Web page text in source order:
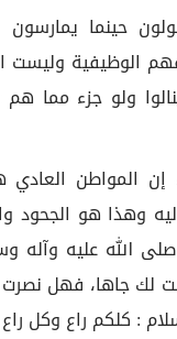
حينما يمارسون
الوظيفية
ولو جزء مما
إن المواطن
وهذا هو الجحود
الله عليه وآله
لك جاها، فهل
: كلكم راع وكل